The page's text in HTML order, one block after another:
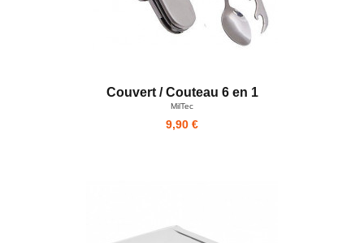
Couvert / Couteau 6 en 1
MilTec
9,90 €